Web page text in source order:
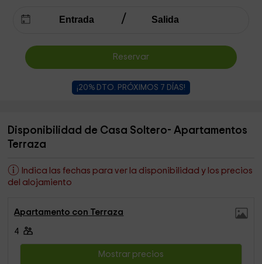
Reservar
¡20% DTO. PRÓXIMOS 7 DÍAS!
Disponibilidad de Casa Soltero- Apartamentos
Terraza
Indica las fechas para ver la disponibilidad y los precios
del alojamiento
Apartamento con Terraza
4
Mostrar precios